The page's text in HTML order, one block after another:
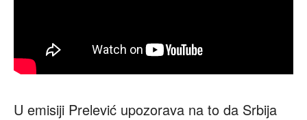
U emisiji Prelević upozorava na to da Srbija